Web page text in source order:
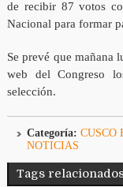
de recibir 87 votos
Nacional para formar
Se prevé que mañana
web del Congreso
selección.
Categoría: CUSCO
NOTICIAS
Tags